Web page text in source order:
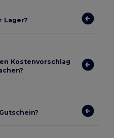
Lager?
Kostenvorschlag